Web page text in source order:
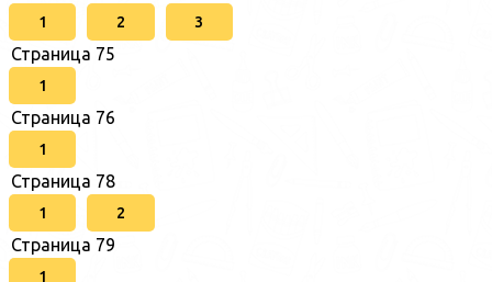
1 2 3
Страница 75
1
Страница 76
1
Страница 78
1 2
Страница 79
1